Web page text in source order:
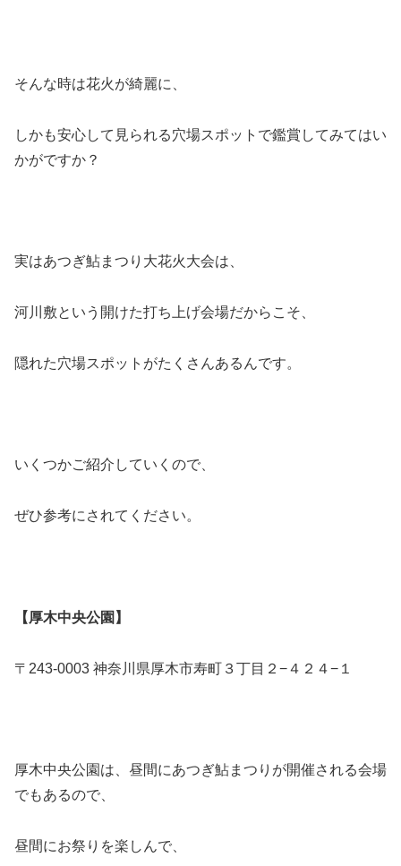
そんな時は花火が綺麗に、
しかも安心して見られる穴場スポットで鑑賞してみてはい
かがですか？
実はあつぎ鮎まつり大花火大会は、
河川敷という開けた打ち上げ会場だからこそ、
隠れた穴場スポットがたくさんあるんです。
いくつかご紹介していくので、
ぜひ参考にされてください。
【厚木中央公園】
〒243-0003 神奈川県厚木市寿町３丁目２−４２４−１
厚木中央公園は、昼間にあつぎ鮎まつりが開催される会場
でもあるので、
昼間にお祭りを楽しんで、